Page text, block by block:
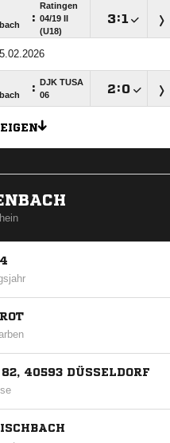
:
Ratingen
04/​19 II
(U18)
:
:
DJK TUSA
06
:
40593 DÜSSELDORF